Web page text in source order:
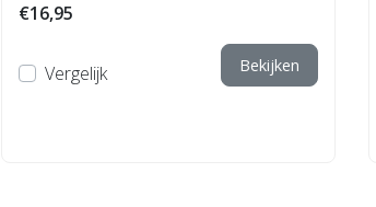
€16,95
Vergelijk Bekijken